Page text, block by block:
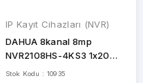
IP Kayıt Cihazları (NVR)
DAHUA 8kanal 8mp
NVR2108HS-4KS3 1x20TB
H265 NVR Kayıt Cihazı
Stok Kodu : 10935